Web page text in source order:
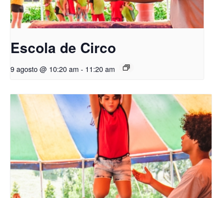
Escola de Circo
9 agosto @ 10:20 am - 11:20 am